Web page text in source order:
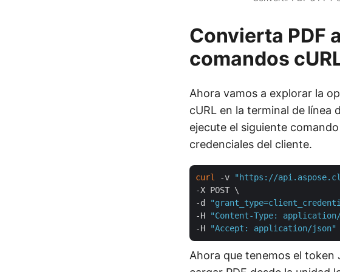
Convierta PDF
comandos
Ahora vamos a explorar la
cURL en la terminal de línea
ejecute el siguiente
credenciales del cliente.
curl -v "https://
-X POST \
-d
-H
"Content-Type: application/
-H
"Accept: application/json"
Ahora que tenemos el token